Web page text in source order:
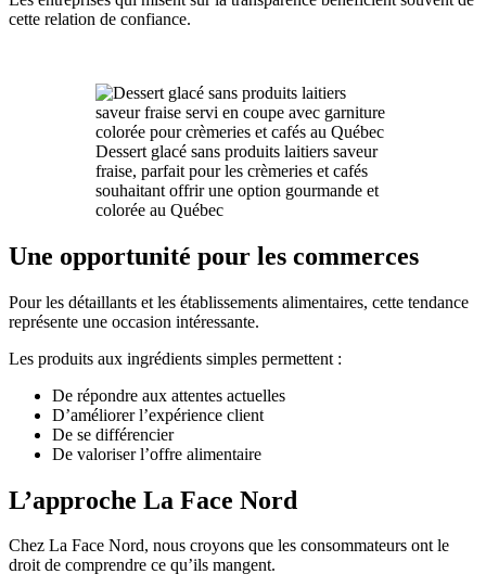
cette relation de confiance.
Dessert glacé sans produits laitiers saveur
fraise, parfait pour les crèmeries et cafés
souhaitant offrir une option gourmande et
colorée au Québec
Une opportunité pour les commerces
Pour les détaillants et les établissements alimentaires, cette tendance
représente une occasion intéressante.
Les produits aux ingrédients simples permettent :
De répondre aux attentes actuelles
D’améliorer l’expérience client
De se différencier
De valoriser l’offre alimentaire
L’approche La Face Nord
Chez La Face Nord, nous croyons que les consommateurs ont le
droit de comprendre ce qu’ils mangent.